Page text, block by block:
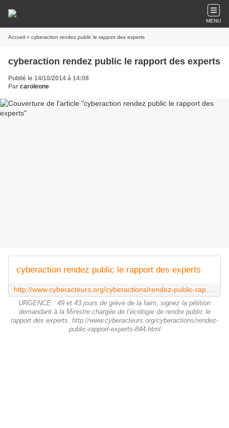
MENU
Accueil » cyberaction rendez public le rapport des experts
cyberaction rendez public le rapport des experts
Publié le 14/10/2014 à 14:08
Par caroleone
cyberaction rendez public le rapport des experts
URGENCE : 49 et 43 jours de grève de la faim, signez la pétition
demandant à la Ministre chargée de l’écologie de rendre public le
rapport des experts. http://www.cyberacteurs.org/cyberactions/rendez-
public-rapport-experts-844.html